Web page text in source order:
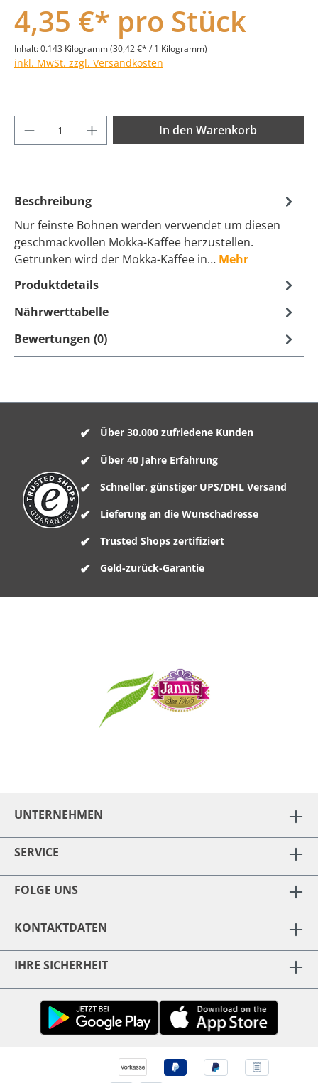
4,35 €* pro Stück
Inhalt:0.143 Kilogramm(30,42 €* / 1 Kilogramm)
inkl. MwSt. zzgl. Versandkosten
Produkt Anzahl: Gib den gewünschten
In den Warenkorb
Beschreibung
Nur feinste Bohnen werden verwendet um diesen
geschmackvollen Mokka-Kaffee herzustellen.
Getrunken wird der Mokka-Kaffee in… Mehr
Produktdetails
Nährwerttabelle
Bewertungen (0)
Über 30.000 zufriedene Kunden
Über 40 Jahre Erfahrung
Schneller, günstiger UPS/DHL Versand
Lieferung an die Wunschadresse
Trusted Shops zertifiziert
Geld-zurück-Garantie
UNTERNEHMEN
SERVICE
FOLGE UNS
KONTAKTDATEN
IHRE SICHERHEIT